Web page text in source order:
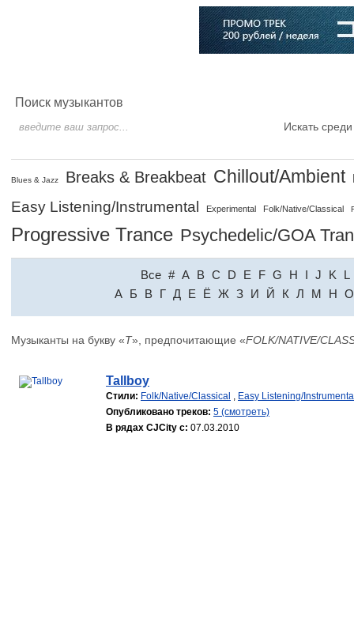
Поиск музыкантов
Искать
Blues & Jazz Breaks & Breakbeat Chillout/Ambient
Easy Listening/Instrumental Experimental Folk/Native/Classical
Progressive Trance Psychedelic/GOA
Все # A B C D E F G H I J K
L
A Б В Г Д Е Ё Ж З И Й К Л М Н О
Музыканты на букву «T», предпочитающие «FOLK/NATIVE/
Tallboy
Стили: Folk/Native/Classical , Easy Listening/
Опубликовано треков: 5 (смотреть)
В рядах CJCity с: 07.03.2010